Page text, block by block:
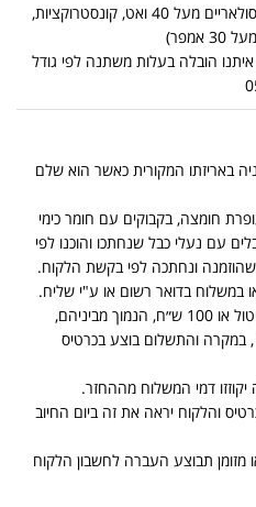
מכניים מ 3000 ואט ומעלה, פאנלים סולאריים מעל 40 ואט, קונסטרוקציות,
הובלה בעלות משתנה לפי גודל
14 יום מיום הקניה באריזתו המקורית כאשר הוא שלם
חומצה, בקבוקים עם חומר כימי
עם נעלי כבל שנחתכו והוכנו לפי
ונחתכה לפי בקשת הלקוח.
במשלוח בדואר רשום או ע"י שליח.
הכסף ששולם יוחזר למעט 5% דמי ביטול או 100 ש״ח, הנמוך מביניהם,
והתשלום בוצע בכרטיס
דמי המשלוח מההחזר.
והלקוח יראה את זה ביום החיוב
תבוצע העברה לחשבון הלקוח